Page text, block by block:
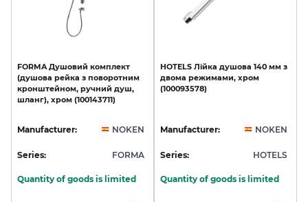
FORMA Душовий комплект
(душова рейка з поворотним
кронштейном, ручний душ,
шланг), хром (100143711)
Manufacturer: NOKEN
Series: FORMA
Quantity of goods is limited
HOTELS Лійка душова 140 мм з
двома режимами, хром
(100093578)
Manufacturer: NOKEN
Series: HOTELS
Quantity of goods is limited